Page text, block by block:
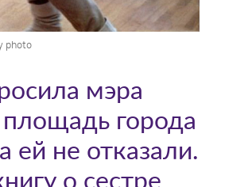
photo
мэра
города
ей не отказали.
о сестре